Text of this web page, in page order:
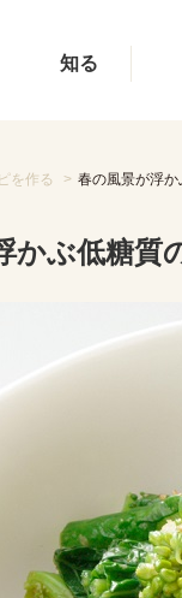
知る
を作る 春の風景が浮か
かぶ低糖質